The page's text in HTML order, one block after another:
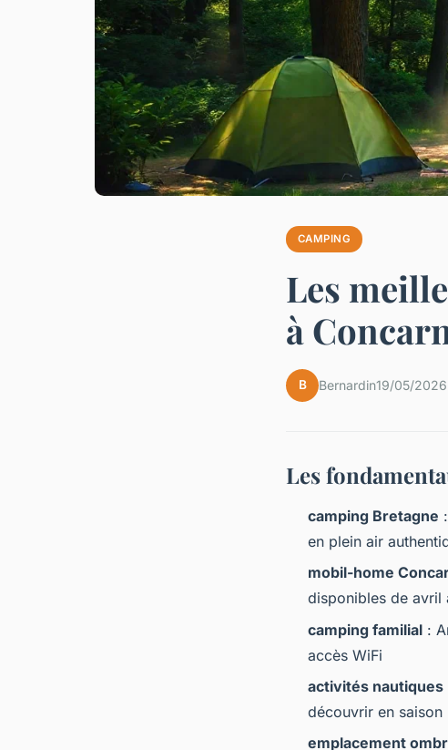
CAMPING
Les
à
B Bernardin19/05/
Les
camping Bretagne
en plein air
mobil-home
disponibles de avril
camping familial :
accès WiFi
activités nautiques
découvrir en saison
emplacement